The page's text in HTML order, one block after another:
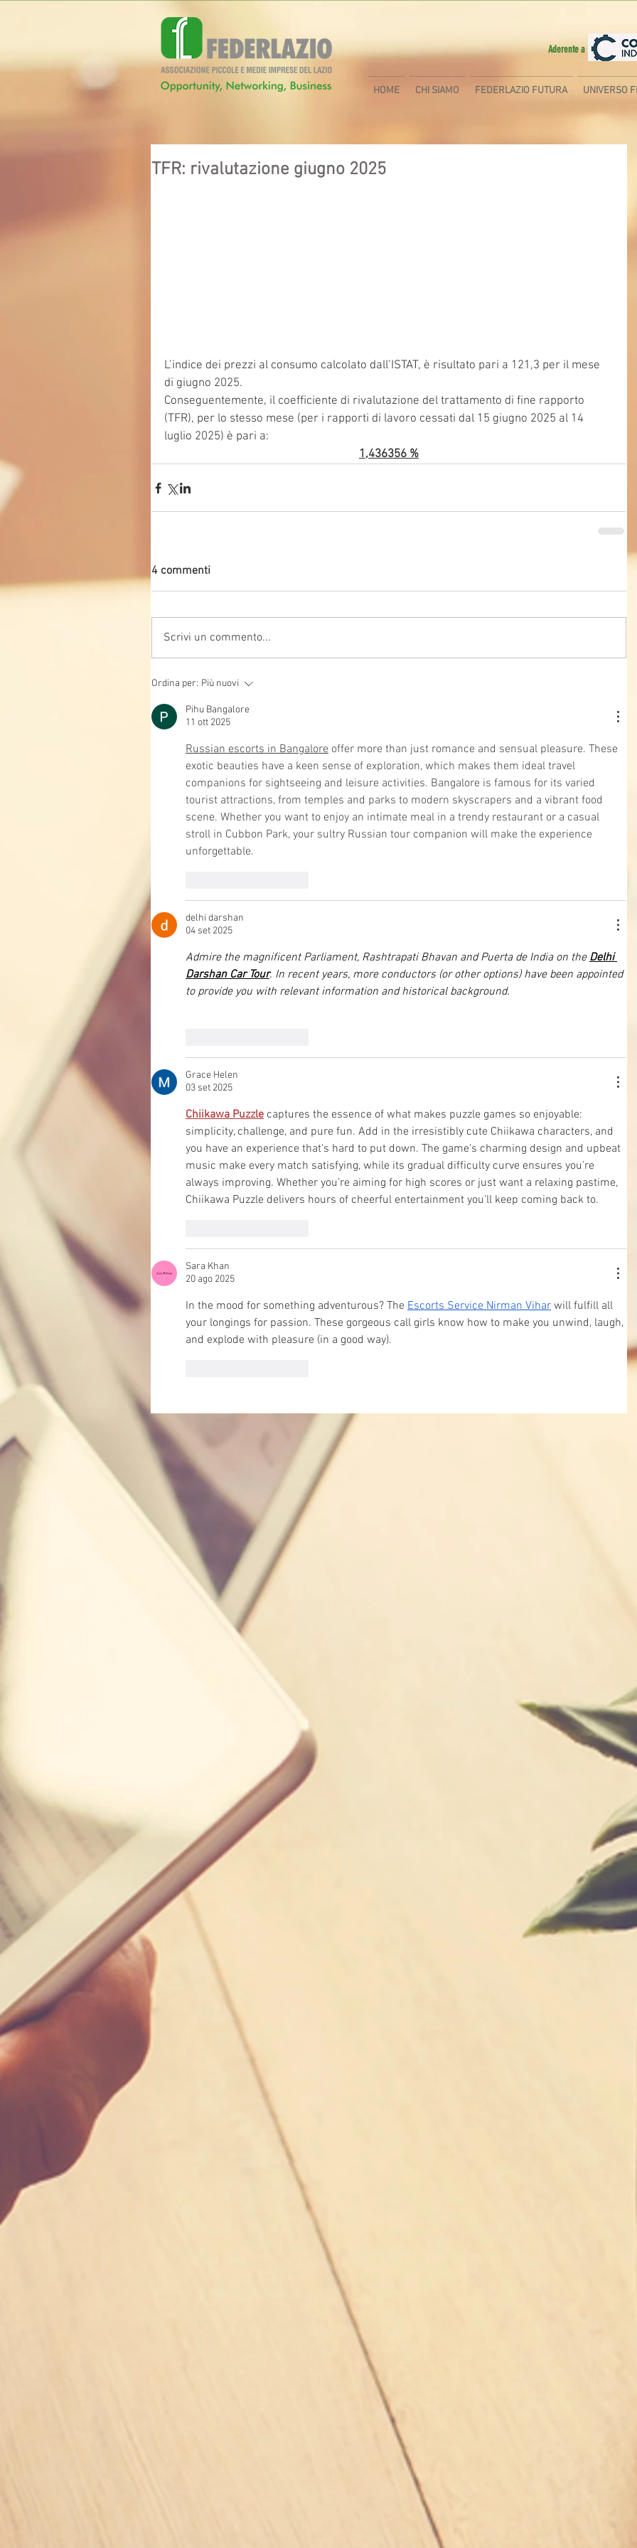
Aderente a
HOME CHI SIAMO FEDERLAZIO FUTURA UNIVERSO
TFR: rivalutazione giugno 2025
L’indice dei prezzi al consumo calcolato dall’ISTAT, è risultato pari a 121,3 per il mese
di giugno 2025.
Conseguentemente, il coefficiente di rivalutazione del trattamento di fine rapporto
(TFR), per lo stesso mese (per i rapporti di lavoro cessati dal 15 giugno 2025 al 14
luglio 2025) è pari a:
1,436356 %
4 commenti
Scrivi un commento...
Ordina per: Più nuovi
Pihu Bangalore
11 ott 2025
Russian escorts in Bangalore offer more than just romance and sensual pleasure. These
exotic beauties have a keen sense of exploration, which makes them ideal travel
companions for sightseeing and leisure activities. Bangalore is famous for its varied
tourist attractions, from temples and parks to modern skyscrapers and a vibrant food
scene. Whether you want to enjoy an intimate meal in a trendy restaurant or a casual
stroll in Cubbon Park, your sultry Russian tour companion will make the experience
unforgettable.
delhi darshan
04 set 2025
Admire the magnificent Parliament, Rashtrapati Bhavan and Puerta de India on the Delhi
Darshan Car Tour. In recent years, more conductors (or other options) have been appointed
to provide you with relevant information and historical background.
Grace Helen
03 set 2025
Chiikawa Puzzle captures the essence of what makes puzzle games so enjoyable:
simplicity, challenge, and pure fun. Add in the irresistibly cute Chiikawa characters, and
you have an experience that’s hard to put down. The game’s charming design and upbeat
music make every match satisfying, while its gradual difficulty curve ensures you’re
always improving. Whether you’re aiming for high scores or just want a relaxing pastime,
Chiikawa Puzzle delivers hours of cheerful entertainment you’ll keep coming back to.
Sara Khan
20 ago 2025
In the mood for something adventurous? The Escorts Service Nirman Vihar will fulfill all
your longings for passion. These gorgeous call girls know how to make you unwind, laugh,
and explode with pleasure (in a good way).